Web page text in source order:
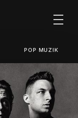
POP MUZIK